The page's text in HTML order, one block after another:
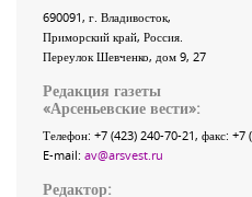
690091, г. Владивосток,
Приморский край, Россия
Переулок Шевченко, дом 9, 27
Редакция газеты
«Арсеньевские вести»:
Телефон: +7 (423) 240-70-21, факс: +7
E-mail: av@arsvest.ru
Редактор: